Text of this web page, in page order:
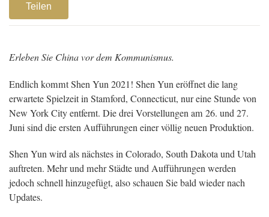
Teilen
Erleben Sie China vor dem Kommunismus.
Endlich kommt Shen Yun 2021! Shen Yun eröffnet die lang
erwartete Spielzeit in Stamford, Connecticut, nur eine Stunde von
New York City entfernt. Die drei Vorstellungen am 26. und 27.
Juni sind die ersten Aufführungen einer völlig neuen Produktion.
Shen Yun wird als nächstes in Colorado, South Dakota und Utah
auftreten. Mehr und mehr Städte und Aufführungen werden
jedoch schnell hinzugefügt, also schauen Sie bald wieder nach
Updates.